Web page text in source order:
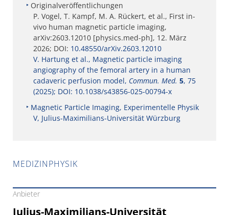
Originalveröffentlichungen
P. Vogel, T. Kampf, M. A. Rückert, et al., First in-
vivo human magnetic particle imaging,
arXiv:2603.12010 [physics.med-ph], 12. März
2026; DOI: 10.48550/arXiv.2603.12010
V. Hartung et al., Magnetic particle imaging
angiography of the femoral artery in a human
cadaveric perfusion model, Commun. Med. 5, 75
(2025); DOI: 10.1038/s43856-025-00794-x
Magnetic Particle Imaging, Experimentelle Physik
V, Julius-Maximilians-Universität Würzburg
MEDIZINPHYSIK
Anbieter
Julius-Maximilians-Universität